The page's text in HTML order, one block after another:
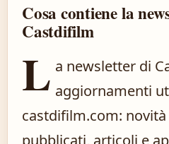
Cosa contiene la
Castdifilm
L a newsletter di
aggiornamenti
castdifilm.com: